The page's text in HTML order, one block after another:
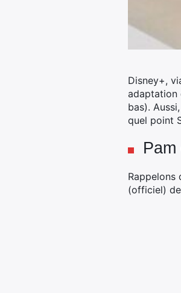
Disney+,
adaptation
bas).
quel point
(officiel)